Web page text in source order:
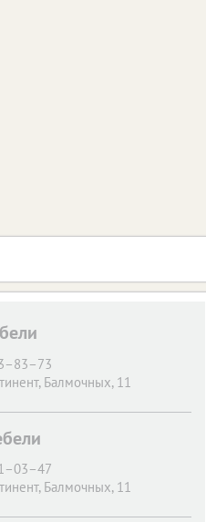
Балмочных, 11
Балмочных, 11